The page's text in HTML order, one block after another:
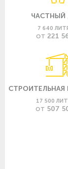
7 640
ОТ 221
17 500
ОТ 507